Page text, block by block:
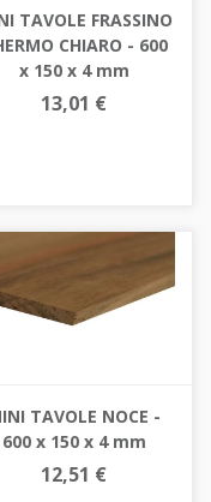
TAVOLE FRASSINO
CHIARO - 600
x 150 x 4 mm
13,01 €
TAVOLE NOCE -
600 x 150 x 4 mm
12,51 €